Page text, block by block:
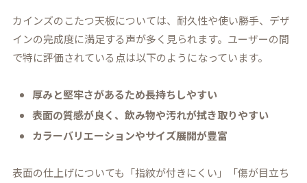
カインズのこたつ天板については、耐久性や使い勝手、デザ
インの完成度に満足する声が多く見られます。ユーザーの間
で特に評価されている点は以下のようになっています。
厚みと堅牢さがあるため長持ちしやすい
表面の質感が良く、飲み物や汚れが拭き取りやすい
カラーバリエーションやサイズ展開が豊富
表面の仕上げについても「指紋が付きにくい」「傷が目立ち